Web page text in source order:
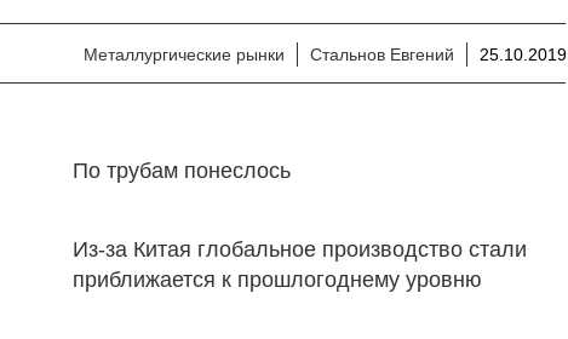
Металлургические рынки Стальнов Евгений 25.10.2019
По трубам понеслось
Из-за Китая глобальное производство стали
приближается к прошлогоднему уровню